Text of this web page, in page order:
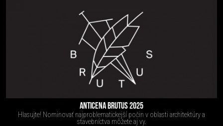
ANTICENA BRUTUS 2025
Hlasujte! Nominovať najproblematickejší počin v oblasti architektúry a
stavebníctva môžete aj vy.